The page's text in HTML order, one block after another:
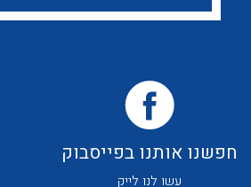
שירותי תמיכה
לכל מוצרי היצרן
חפשנו אותנו בפייסבוק
עשו לנו לייק